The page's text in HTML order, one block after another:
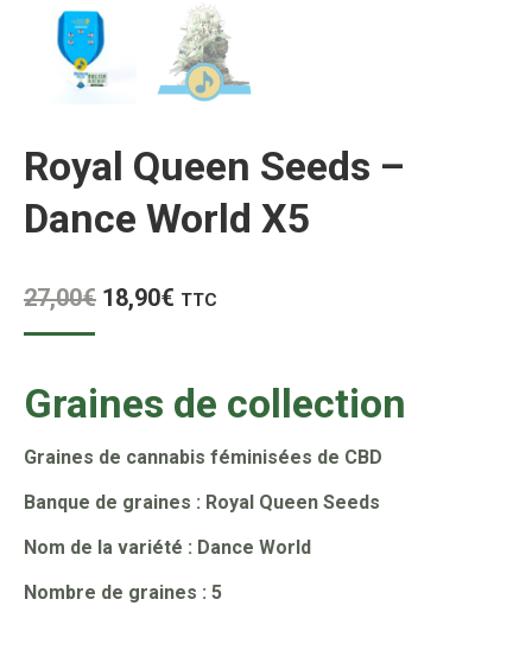
Royal Queen Seeds –
Dance World X5
27,00€ Le
était :
18,90€ Le
est :
TTC
Graines de collection
Graines de cannabis féminisées de CBD
Banque de graines : Royal Queen Seeds
Nom de la variété : Dance World
Nombre de graines : 5